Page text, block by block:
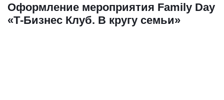
Оформление мероприятия Family Day
«Т-Бизнес Клуб. В кругу семьи»